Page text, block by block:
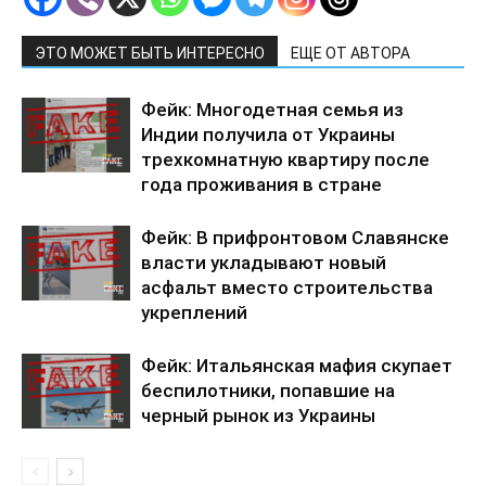
ЭТО МОЖЕТ БЫТЬ ИНТЕРЕСНО ЕЩЕ ОТ АВТОРА
Фейк: Многодетная семья из
Индии получила от Украины
трехкомнатную квартиру после
года проживания в стране
Фейк: В прифронтовом Славянске
власти укладывают новый
асфальт вместо строительства
укреплений
Фейк: Итальянская мафия скупает
беспилотники, попавшие на
черный рынок из Украины